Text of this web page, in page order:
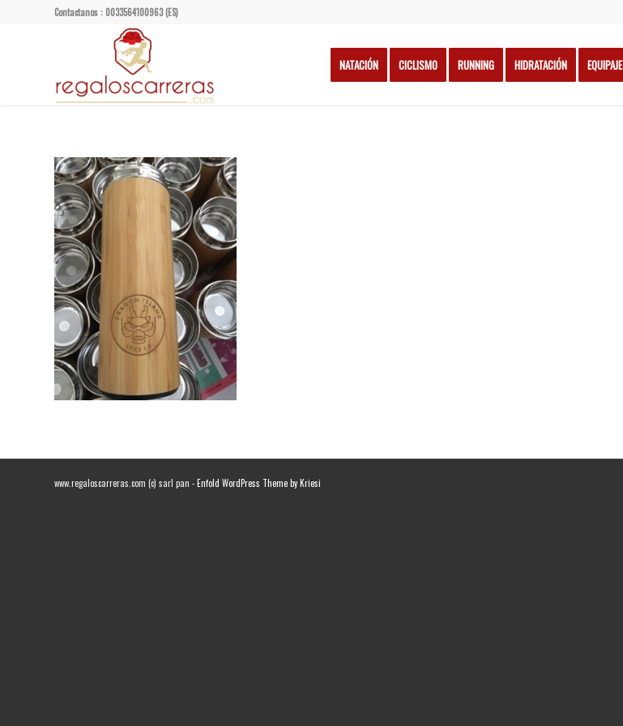
Contactanos : 0033564100963 (ES)
NATACIÓN CICLISMO RUNNING HIDRATACIÓN EQUIPAJE
www.regaloscarreras.com (c) sarl pan -Enfold WordPress Theme by Kriesi